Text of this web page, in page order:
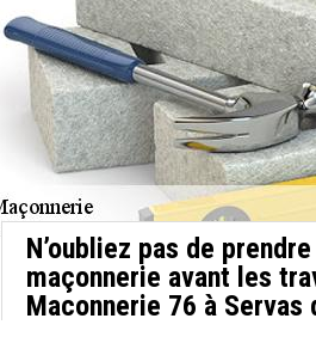
N’oubliez pas de
maçonnerie avant les
Maconnerie 76 à Servas